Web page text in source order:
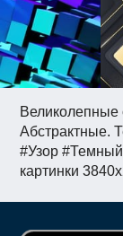
Великолепные
Абстрактные.
#Узор
картинки